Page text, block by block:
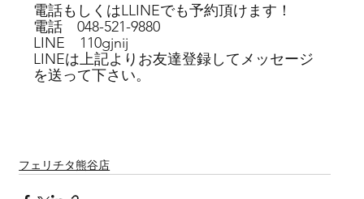
電話もしくはLLINEでも予約頂けます！
電話　048-521-9880
LINE　110gjnij
LINEは上記よりお友達登録してメッセージ
を送って下さい。
フェリチタ熊谷店